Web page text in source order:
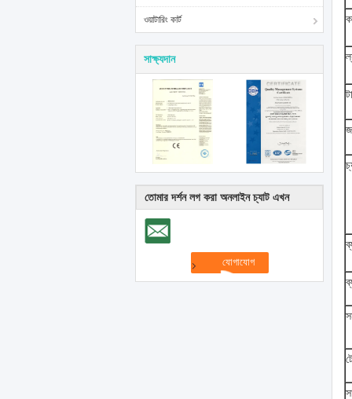
ওয়াটারিং কার্ট
সাক্ষ্যদান
তোমার দর্শন লগ করা অনলাইন চ্যাট এখন